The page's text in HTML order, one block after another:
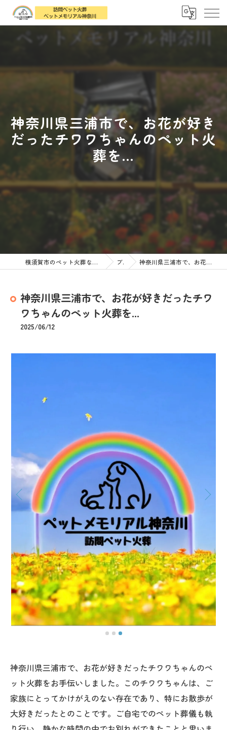
神奈川県三浦市で、お花が好き
だったチワワちゃんのペット火
葬を...
横須賀市のペット火葬なら訪問ペット火葬 ペットメモリアル神奈川 ブログ 神奈川県三浦市で、お花が好きだったチワワちゃんのペット火葬を...
神奈川県三浦市で、お花が好きだったチワ
ワちゃんのペット火葬を...
2025/06/12
神奈川県三浦市で、お花が好きだったチワワちゃんのペ
ット火葬をお手伝いしました。このチワワちゃんは、ご
家族にとってかけがえのない存在であり、特にお散歩が
大好きだったとのことです。ご自宅でのペット葬儀も執